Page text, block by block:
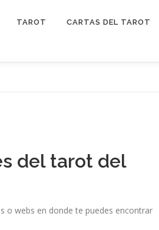
TAROT CARTAS DEL TAROT
del tarot del
o webs en donde te puedes encontrar